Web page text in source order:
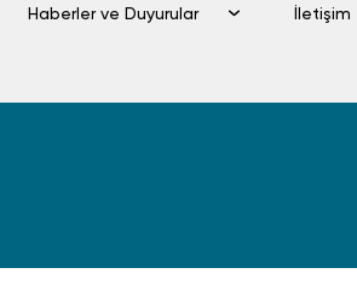
Haberler ve Duyurular İletişim